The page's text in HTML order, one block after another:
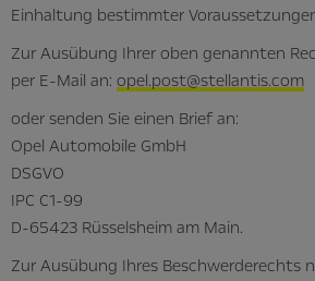
Einhaltung bestimmter
Zur Ausübung Ihrer oben genannten
per E-Mail an: opel.post@stellantis.com
oder senden Sie einen Brief an:
Opel Automobile GmbH
DSGVO
IPC C1-99
D-65423 Rüsselsheim am Main.
Zur Ausübung Ihres Beschwerderechts